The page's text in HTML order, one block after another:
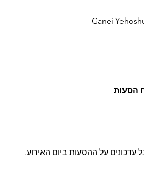
הסעות
עדכונים על ההסעות ביום האירוע.